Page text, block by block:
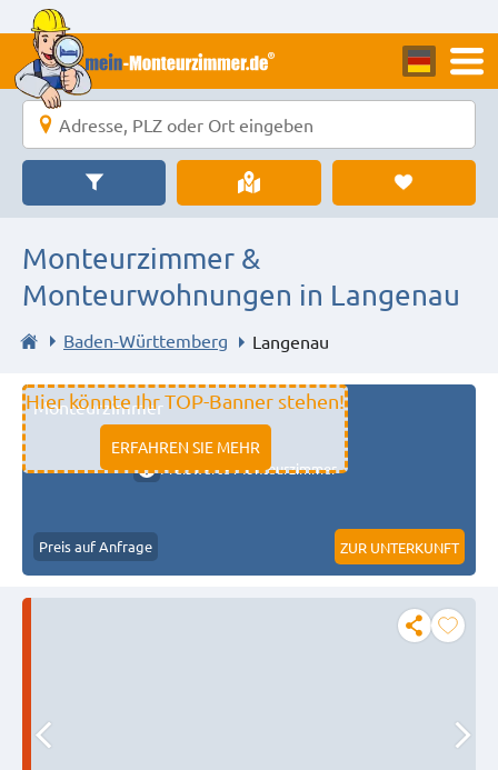
Monteurzimmer &
Monteurwohnungen in Langenau
Baden-Württemberg Langenau
Hier könnte Ihr TOP-Banner stehen!
ERFAHREN SIE MEHR
Monteurzimmer
11333 fulda
Preiswerte Monteurzimmer
Preis auf Anfrage ZUR UNTERKUNFT